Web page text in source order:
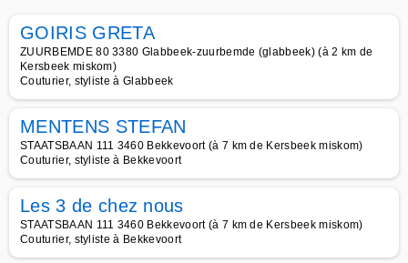
GOIRIS GRETA
ZUURBEMDE 80 3380 Glabbeek-zuurbemde (glabbeek) (à 2 km de
Kersbeek miskom)
Couturier, styliste à Glabbeek
MENTENS STEFAN
STAATSBAAN 111 3460 Bekkevoort (à 7 km de Kersbeek miskom)
Couturier, styliste à Bekkevoort
Les 3 de chez nous
STAATSBAAN 111 3460 Bekkevoort (à 7 km de Kersbeek miskom)
Couturier, styliste à Bekkevoort